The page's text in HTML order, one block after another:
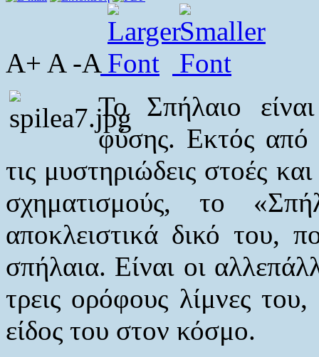
A+ A -A
Το Σπήλαιο
φύσης. Εκτός από
τις μυστηριώδεις στοές
σχηματισμούς, το
αποκλειστικά δικό του,
σπήλαια. Είναι οι
τρεις ορόφους λίμνες
είδος του στον κόσμο.